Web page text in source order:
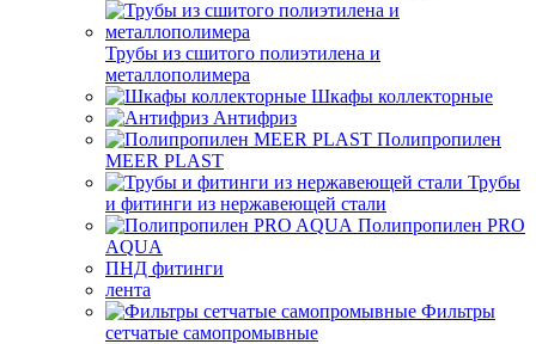
Трубы из сшитого полиэтилена и
металлополимера
Шкафы коллекторные
Антифриз
Полипропилен
MEER PLAST
Трубы
и фитинги из нержавеющей стали
Полипропилен PRO
AQUA
ПНД фитинги
лента
Фильтры
сетчатые самопромывные